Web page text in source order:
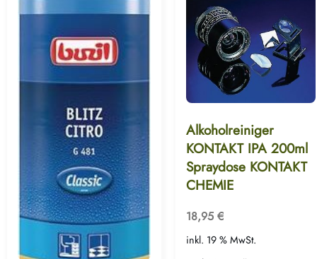
Alkoholreiniger
KONTAKT IPA 200ml
Spraydose KONTAKT
CHEMIE
18,95 €
inkl. 19 % MwSt.